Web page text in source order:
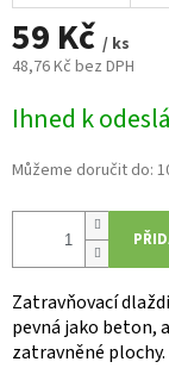
59 Kč / ks
48,76 Kč bez DPH
cena:
Ihned k
Můžeme doručit do:
Zatravňovací
pevná jako beton,
zatravněné plochy.